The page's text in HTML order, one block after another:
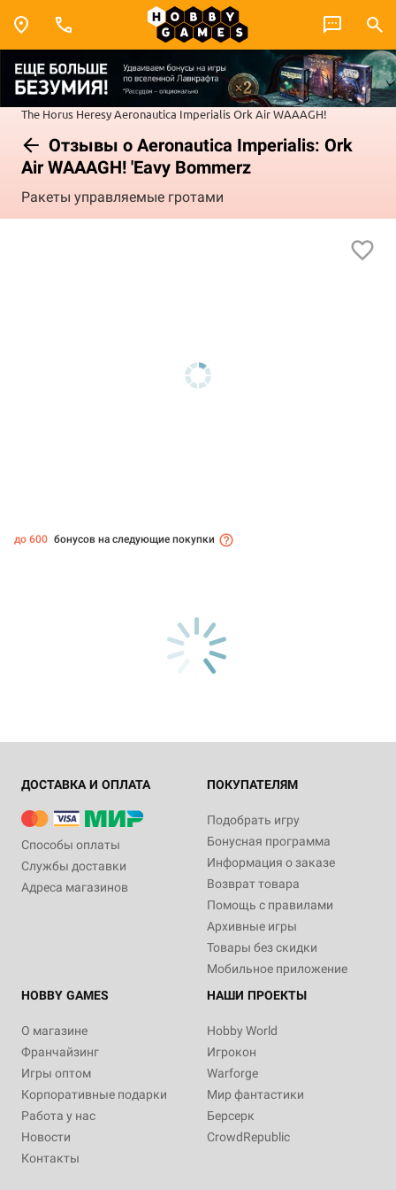
The Horus HeresyAeronautica ImperialisOrk Air WAAAGH!
Отзывы о Aeronautica Imperialis: Ork
Air WAAAGH! 'Eavy Bommerz
Ракеты управляемые гротами
до 600 бонусов на следующие покупки
ДОСТАВКА И ОПЛАТА
Способы оплаты
Службы доставки
Адреса магазинов
ПОКУПАТЕЛЯМ
Подобрать игру
Бонусная программа
Информация о заказе
Возврат товара
Помощь с правилами
Архивные игры
Товары без скидки
Мобильное приложение
HOBBY GAMES
О магазине
Франчайзинг
Игры оптом
Корпоративные подарки
Работа у нас
Новости
Контакты
НАШИ ПРОЕКТЫ
Hobby World
Игрокон
Warforge
Мир фантастики
Берсерк
CrowdRepublic